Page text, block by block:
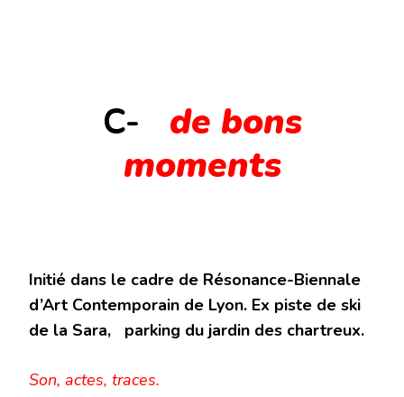
C- de bons
moments
Initié dans le cadre de Résonance-Biennale
d’Art Contemporain de Lyon. Ex piste de ski
de la Sara, parking du jardin des chartreux.
Son, actes, traces.